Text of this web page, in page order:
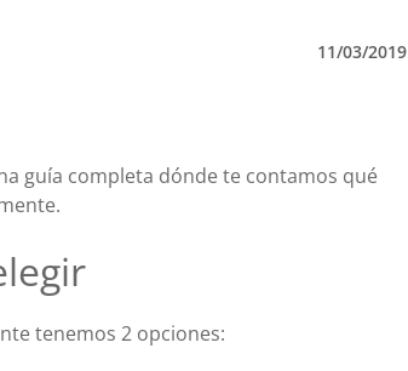
11/03/2019
guía completa dónde te contamos qué
tenemos 2 opciones: